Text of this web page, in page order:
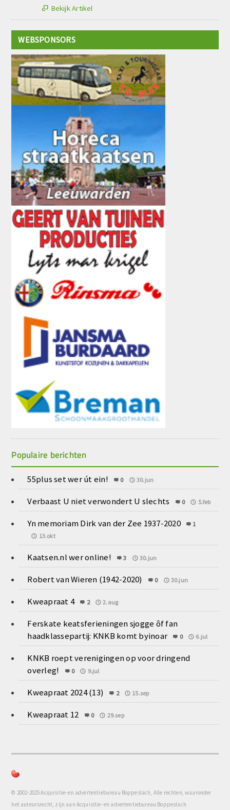
 Bekijk Artikel
WEBSPONSORS
Populaire berichten
55plus set wer út ein! 0 30.jun
Verbaast U niet verwondert U slechts 0 5.feb
Yn memoriam Dirk van der Zee 1937-2020
1
13.okt
Kaatsen.nl wer online! 3 30.jun
Robert van Wieren (1942-2020) 0 30.jun
Kweapraat 4 2 2.aug
Ferskate keatsferieningen sjogge ôf fan
haadklassepartij: KNKB komt byinoar
0 6.jul
KNKB roept verenigingen op voor dringend
overleg!
0 9.jul
Kweapraat 2024 (13) 2 15.sep
Kweapraat 12 0 29.sep
© 2002-2025 Acquisitie- en advertentiebureau Boppeslach, Alle rechten, waaronder
het auteursrecht, zijn aan Acquisitie- en advertentiebureau Boppeslach